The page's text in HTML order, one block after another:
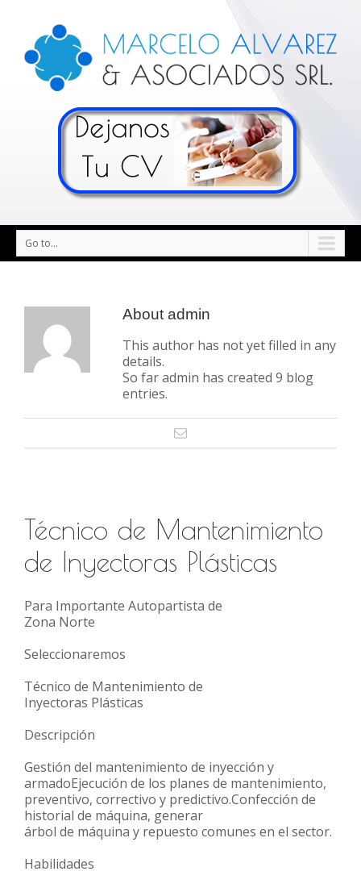
Go to...
About admin
This author has not yet filled in any
details.
So far admin has created 9 blog
entries.
Técnico de Mantenimiento
de Inyectoras Plásticas
Para Importante Autopartista de
Zona Norte
Seleccionaremos
Técnico de Mantenimiento de
Inyectoras Plásticas
Descripción
Gestión del mantenimiento de inyección y
armadoEjecución de los planes de mantenimiento,
preventivo, correctivo y predictivo.Confección de
historial de máquina, generar
árbol de máquina y repuesto comunes en el sector.
Habilidades